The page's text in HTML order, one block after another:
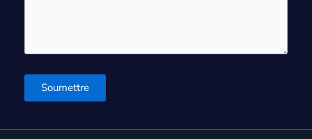
Soumettre